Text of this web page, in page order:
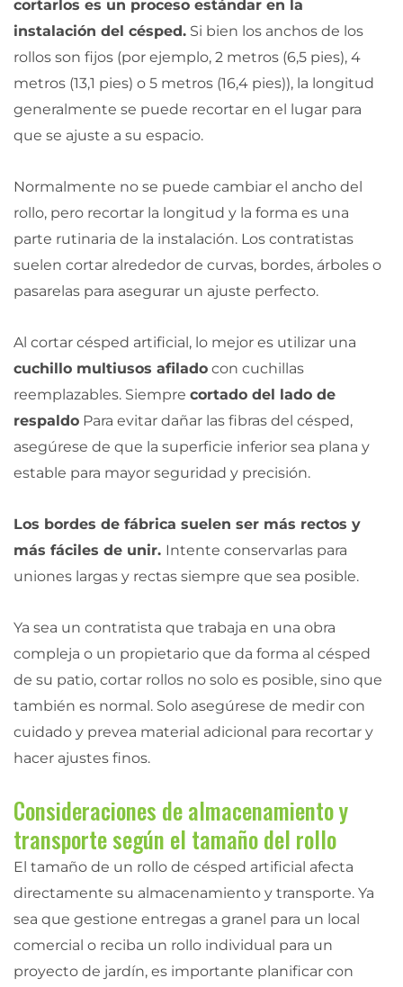
cortarlos es un proceso estándar en la
instalación del césped. Si bien los anchos de los
rollos son fijos (por ejemplo, 2 metros (6,5 pies), 4
metros (13,1 pies) o 5 metros (16,4 pies)), la longitud
generalmente se puede recortar en el lugar para
que se ajuste a su espacio.
Normalmente no se puede cambiar el ancho del
rollo, pero recortar la longitud y la forma es una
parte rutinaria de la instalación. Los contratistas
suelen cortar alrededor de curvas, bordes, árboles o
pasarelas para asegurar un ajuste perfecto.
Al cortar césped artificial, lo mejor es utilizar una
cuchillo multiusos afilado con cuchillas
reemplazables. Siempre cortado del lado de
respaldo Para evitar dañar las fibras del césped,
asegúrese de que la superficie inferior sea plana y
estable para mayor seguridad y precisión.
Los bordes de fábrica suelen ser más rectos y
más fáciles de unir. Intente conservarlas para
uniones largas y rectas siempre que sea posible.
Ya sea un contratista que trabaja en una obra
compleja o un propietario que da forma al césped
de su patio, cortar rollos no solo es posible, sino que
también es normal. Solo asegúrese de medir con
cuidado y prevea material adicional para recortar y
hacer ajustes finos.
Consideraciones de almacenamiento y
transporte según el tamaño del rollo
El tamaño de un rollo de césped artificial afecta
directamente su almacenamiento y transporte. Ya
sea que gestione entregas a granel para un local
comercial o reciba un rollo individual para un
proyecto de jardín, es importante planificar con